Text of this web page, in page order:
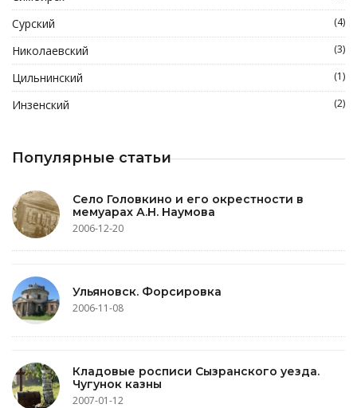
Сурский (4)
Николаевский (3)
Цильнинский (1)
Инзенский (2)
Популярные статьи
Село Головкино и его окрестности в
мемуарах А.Н. Наумова
2006-12-20
Ульяновск. Форсировка
2006-11-08
Кладовые росписи Сызранского уезда.
Чугунок казны
2007-01-12